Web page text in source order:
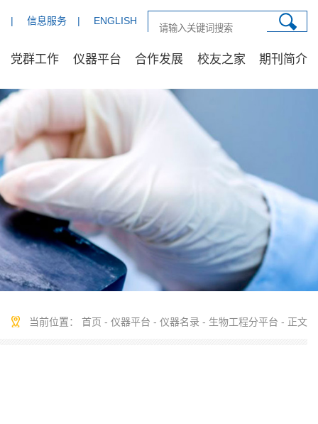
| 信息服务 | ENGLISH
党群工作 仪器平台 合作发展 校友之家 期刊简介
当前位置： 首页 - 仪器平台 - 仪器名录 - 生物工程分平台 - 正文